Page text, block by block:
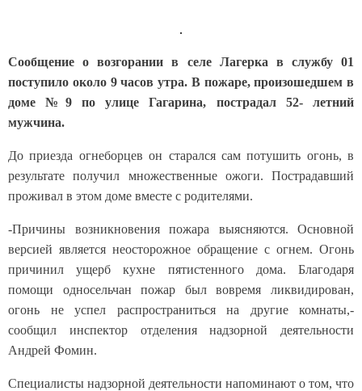
Сообщение о возгорании в селе Лагерка в службу 01
поступило около 9 часов утра. В пожаре, произошедшем в
доме №9 по улице Гагарина, пострадал 52- летний
мужчина.
До приезда огнеборцев он старался сам потушить огонь, в
результате получил множественные ожоги. Пострадавший
проживал в этом доме вместе с родителями.
-Причины возникновения пожара выясняются. Основной
версией является неосторожное обращение с огнем. Огонь
причинил ущерб кухне пятистенного дома. Благодаря
помощи односельчан пожар был вовремя ликвидирован,
огонь не успел распространиться на другие комнаты,-
сообщил инспектор отделения надзорной деятельности
Андрей Фомин.
Специалисты надзорной деятельности напоминают о том, что